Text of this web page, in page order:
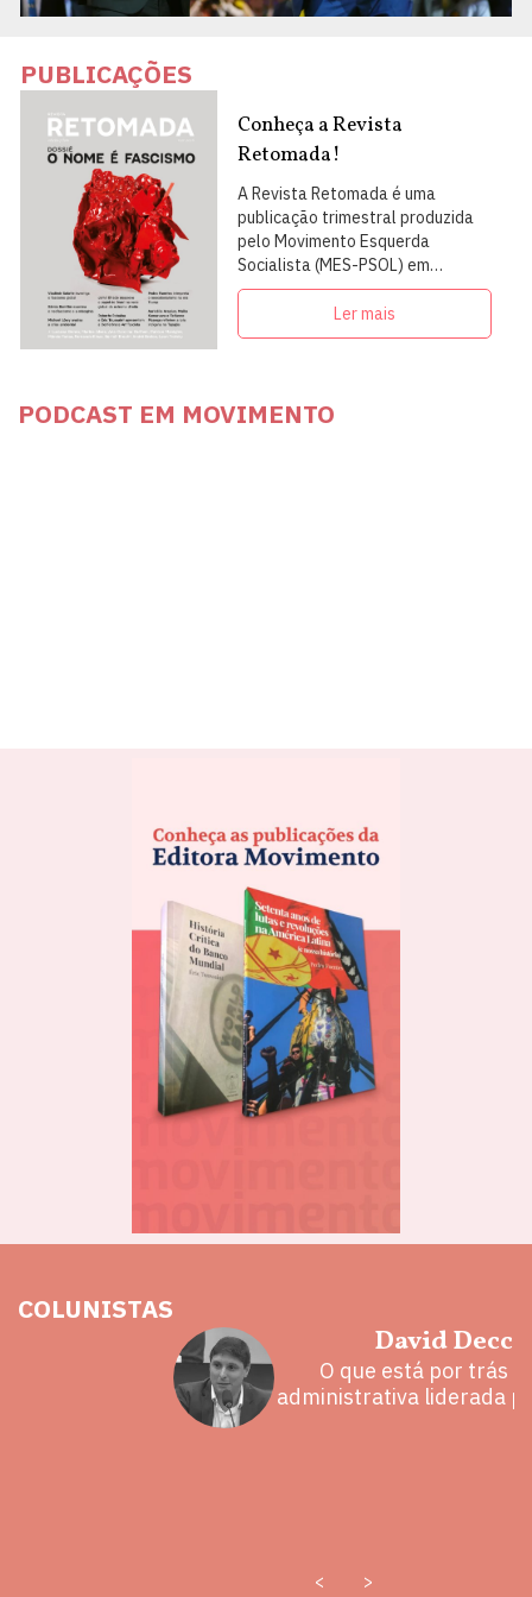
PUBLICAÇÕES
Conheça a Revista
Retomada!
A Revista Retomada é uma
publicação trimestral produzida
pelo Movimento Esquerda
Socialista (MES-PSOL) em
articulação com intelectuais,
militantes e artistas
Ler mais
PODCAST EM MOVIMENTO
COLUNISTAS
David
O que está por trás
administrativa liderada
< >